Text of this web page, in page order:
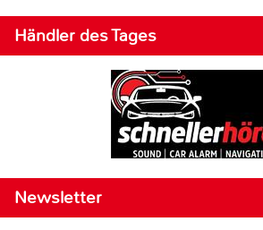
Händler des Tages
Newsletter